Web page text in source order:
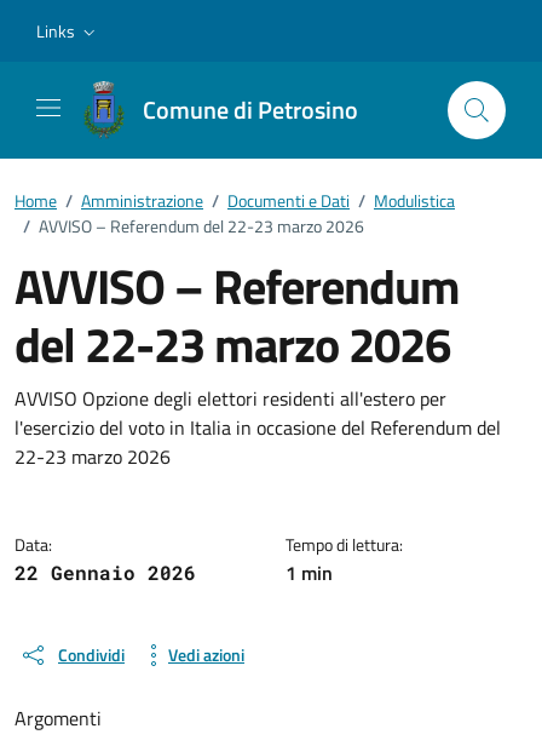
Links
Comune di Petrosino
Home / Amministrazione / Documenti e Dati / Modulistica
/ AVVISO – Referendum del 22-23 marzo 2026
AVVISO – Referendum
del 22-23 marzo 2026
Dettagli del documento
AVVISO Opzione degli elettori residenti all'estero per
l'esercizio del voto in Italia in occasione del Referendum del
22-23 marzo 2026
Data:
22 Gennaio 2026
Tempo di lettura:
1 min
Condividi Vedi azioni
Argomenti